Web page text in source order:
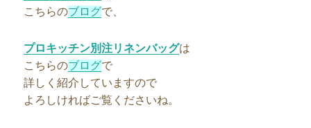
こちらのブログで、
プロキッチン別注リネンバッグは
こちらのブログで
詳しく紹介していますので
よろしければご覧くださいね。